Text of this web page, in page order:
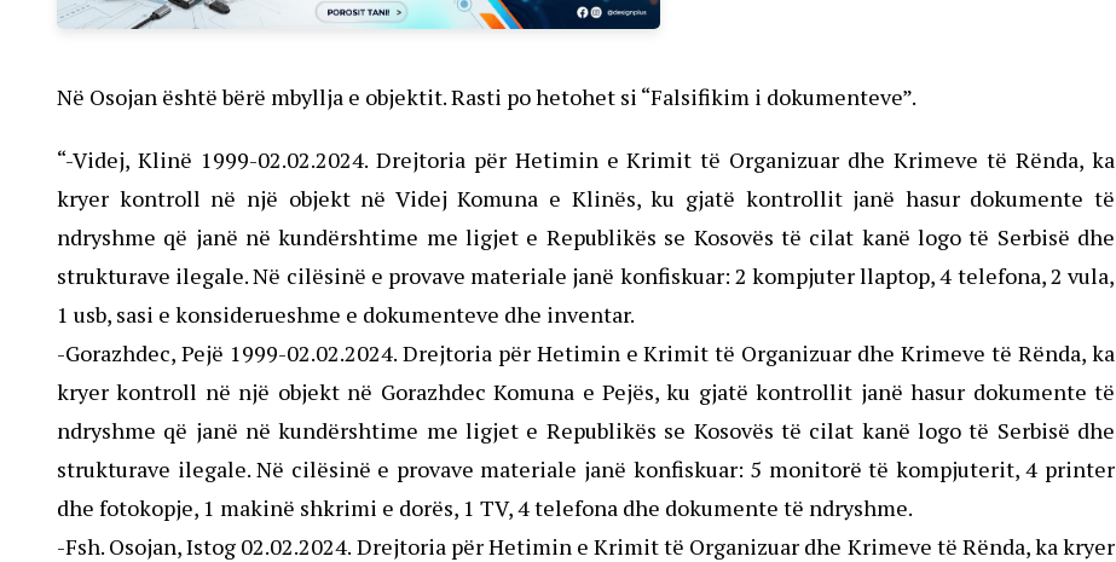
Në Osojan është bërë mbyllja e objektit. Rasti po hetohet si “Falsifikim i dokumenteve”.
“-Videj, Klinë 1999-02.02.2024. Drejtoria për Hetimin e Krimit të Organizuar dhe Krimeve të Rënda, ka
kryer kontroll në një objekt në Videj Komuna e Klinës, ku gjatë kontrollit janë hasur dokumente të
ndryshme që janë në kundërshtime me ligjet e Republikës se Kosovës të cilat kanë logo të Serbisë dhe
strukturave ilegale. Në cilësinë e provave materiale janë konfiskuar: 2 kompjuter llaptop, 4 telefona, 2 vula,
1 usb, sasi e konsiderueshme e dokumenteve dhe inventar.
-Gorazhdec, Pejë 1999-02.02.2024. Drejtoria për Hetimin e Krimit të Organizuar dhe Krimeve të Rënda, ka
kryer kontroll në një objekt në Gorazhdec Komuna e Pejës, ku gjatë kontrollit janë hasur dokumente të
ndryshme që janë në kundërshtime me ligjet e Republikës se Kosovës të cilat kanë logo të Serbisë dhe
strukturave ilegale. Në cilësinë e provave materiale janë konfiskuar: 5 monitorë të kompjuterit, 4 printer
dhe fotokopje, 1 makinë shkrimi e dorës, 1 TV, 4 telefona dhe dokumente të ndryshme.
-Fsh. Osojan, Istog 02.02.2024. Drejtoria për Hetimin e Krimit të Organizuar dhe Krimeve të Rënda, ka kryer